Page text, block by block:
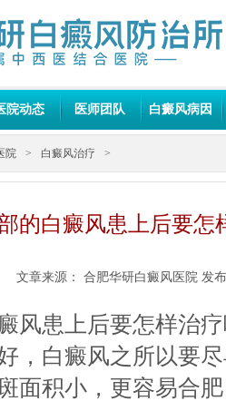
院动态 医师团队 白癜风病因
院 > 白癜风治疗 >
的白癜风患上后要怎
文章来源： 合肥华研白癜风医院 发
患上后要怎样治疗
，白癜风之所以要
面积小，更容易合